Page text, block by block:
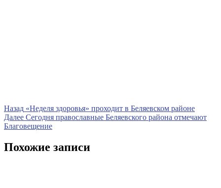
Навигация
по
Назад Предыдущая
запись
«Неделя здоровья» проходит в Беляевском районе
Далее Следующая
запись
Сегодня православные Беляевского района отмечают
Благовещение
Похожие записи